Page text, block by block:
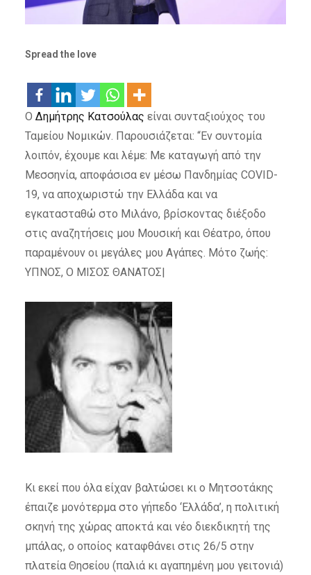
Spread the love
Ο Δημήτρης Κατσούλας είναι συνταξιούχος του
Ταμείου Νομικών. Παρουσιάζεται: “Εν συντομία
λοιπόν, έχουμε και λέμε: Με καταγωγή από την
Μεσσηνία, αποφάσισα εν μέσω Πανδημίας COVID-
19, να αποχωριστώ την Ελλάδα και να
εγκατασταθώ στο Μιλάνο, βρίσκοντας διέξοδο
στις αναζητήσεις μου Μουσική και Θέατρο, όπου
παραμένουν οι μεγάλες μου Αγάπες. Μότο ζωής:
ΥΠΝΟΣ, Ο ΜΙΣΟΣ ΘΑΝΑΤΟΣ|
Κι εκεί που όλα είχαν βαλτώσει κι ο Μητσοτάκης
έπαιζε μονότερμα στο γήπεδο ‘Ελλάδα’, η πολιτική
σκηνή της χώρας αποκτά και νέο διεκδικητή της
μπάλας, ο οποίος καταφθάνει στις 26/5 στην
πλατεία Θησείου (παλιά κι αγαπημένη μου γειτονιά)